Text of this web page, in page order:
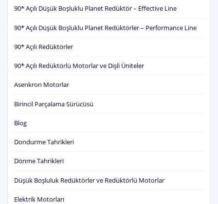
90* Açılı Düşük Boşluklu Planet Redüktör – Effective Line
90* Açılı Düşük Boşluklu Planet Redüktörler – Performance Line
90* Açılı Redüktörler
90* Açılı Redüktörlü Motorlar ve Dişli Üniteler
Asenkron Motorlar
Birincil Parçalama Sürücüsü
Blog
Dondurme Tahrikleri
Dönme Tahrikleri
Düşük Boşluluk Redüktörler ve Redüktörlü Motorlar
Elektrik Motorları